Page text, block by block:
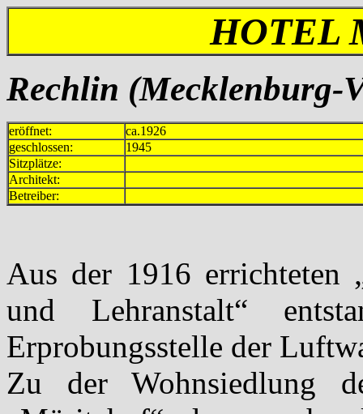
HOTEL
Rechlin (Mecklenburg-
eröffnet:
ca.1926
geschlossen:
1945
Sitzplätze:
Architekt:
Betreiber:
Aus der 1916 errichteten
und Lehranstalt“
Erprobungsstelle der
Zu der Wohnsiedlung